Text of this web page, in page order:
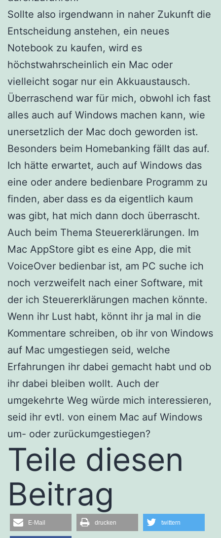
Sollte also irgendwann in naher Zukunft die
Entscheidung anstehen, ein neues
Notebook zu kaufen, wird es
höchstwahrscheinlich ein Mac oder
vielleicht sogar nur ein Akkuaustausch.
Überraschend war für mich, obwohl ich fast
alles auch auf Windows machen kann, wie
unersetzlich der Mac doch geworden ist.
Besonders beim Homebanking fällt das auf.
Ich hätte erwartet, auch auf Windows das
eine oder andere bedienbare Programm zu
finden, aber dass es da eigentlich kaum
was gibt, hat mich dann doch überrascht.
Auch beim Thema Steuererklärungen. Im
Mac AppStore gibt es eine App, die mit
VoiceOver bedienbar ist, am PC suche ich
noch verzweifelt nach einer Software, mit
der ich Steuererklärungen machen könnte.
Wenn ihr Lust habt, könnt ihr ja mal in die
Kommentare schreiben, ob ihr von Windows
auf Mac umgestiegen seid, welche
Erfahrungen ihr dabei gemacht habt und ob
ihr dabei bleiben wollt. Auch der
umgekehrte Weg würde mich interessieren,
seid ihr evtl. von einem Mac auf Windows
um- oder zurückumgestiegen?
Teile diesen
Beitrag
E-Mail drucken twittern